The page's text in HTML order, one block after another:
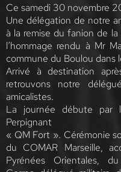
Ce samedi 30 novembre
Une délégation de notre
à la remise du fanion de
l’hommage rendu à Mr
commune du Boulou dans
Arrivé à destination
retrouvons notre
amicalistes.
La journée débute par
Perpignant
« QM Fort ». Cérémonie
du COMAR Marseille,
Pyrénées Orientales,